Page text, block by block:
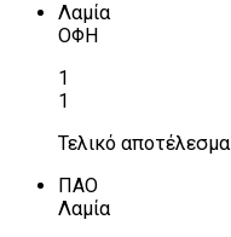
Λαμία
ΟΦΗ
1
1
Τελικό αποτέλεσμα
ΠΑΟ
Λαμία